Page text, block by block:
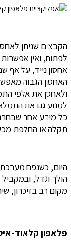
הקבצים שניתן
לפתוח, ואין
האחסון הגבוה
ולאחסן את אלפי
למנוע גם את
כל מידע אחר
תקלה או החלפת
היום, כשנפח
הולך וגדל, ובמקביל
מקום רב בזיכרון,
פלאפון קלאוד-